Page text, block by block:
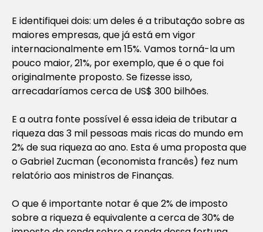
E identifiquei dois: um deles é a tributação sobre as
maiores empresas, que já está em vigor
internacionalmente em 15%. Vamos torná-la um
pouco maior, 21%, por exemplo, que é o que foi
originalmente proposto. Se fizesse isso,
arrecadaríamos cerca de US$ 300 bilhões.
E a outra fonte possível é essa ideia de tributar a
riqueza das 3 mil pessoas mais ricas do mundo em
2% de sua riqueza ao ano. Esta é uma proposta que
o Gabriel Zucman (economista francês) fez num
relatório aos ministros de Finanças.
O que é importante notar é que 2% de imposto
sobre a riqueza é equivalente a cerca de 30% de